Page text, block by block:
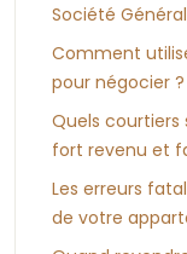
Société
Comment
pour négocier ?
Quels courtiers
fort revenu et
Les erreurs
de votre